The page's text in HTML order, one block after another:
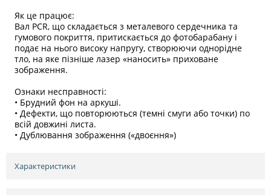
Як це працює:
Вал PCR, що складається з металевого сердечника та
гумового покриття, притискається до фотобарабану і
подає на нього високу напругу, створюючи однорідне
тло, на яке пізніше лазер «наносить» приховане
зображення.
Ознаки несправності:
• Брудний фон на аркуші.
• Дефекти, що повторюються (темні смуги або точки) по
всій довжині листа.
• Дублювання зображення («двоєння»)
Характеристики